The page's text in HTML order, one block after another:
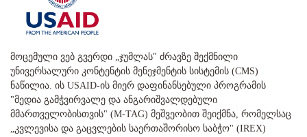
მოცემული ვებ გვერდი „ჯუმლას" ძრავზე შექმნილი
უნივერსალური კონტენტის მენეჯმენტის სისტემის (CMS)
ნაწილია. ის USAID-ის მიერ დაფინანსებული პროგრამის
"მედია გამჭვირვალე და ანგარიშვალდებული
მმართველობისთვის" (M-TAG) მეშვეობით შეიქმნა, რომელსაც
„კვლევისა და გაცვლების საერთაშორისო საბჭო" (IREX)